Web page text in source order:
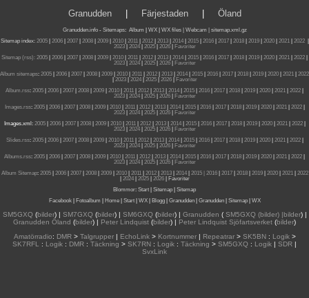
Granudden| Färjestaden| Öland
Granudden.info- Sitemaps: Album WX WX files | Webcam |
sitemap.xml.gz
Sitemap index: 2005| 2006| 2007| 2008| 2009| 2010| 2011| 2012| 2013| 2014| 2015| 2016| 2017| 2018| 2019| 2020| 2021| 2022|
2023| 2024| 2025| 2026|
Favoriter
Sitemap (rss): 2005 2006 2007 2008 2009 2010 2011 2012 2013 2014 2015 2016 2017 2018 2019 2020 2021 2022
2023| 2024| 2025| 2026|
Favoriter
Album sitemaps: 2005 2006 2007 2008 2009 2010 2011 2012 2013 2014 2015 2016 2017 2018 2019 2020 2021
2022
2023| 2024| 2025| 2026|
Favoriter
Album.rss: 2005 2006 2007 2008 2009 2010 2011 2012 2013 2014 2015 2016 2017 2018 2019 2020 2021 2022
2023| 2024| 2025| 2026|
Favoriter
Images.rss: 2005| 2006| 2007| 2008| 2009| 2010| 2011| 2012| 2013| 2014| 2015| 2016| 2017| 2018| 2019| 2020| 2021| 2022|
2023| 2024| 2025| 2026|
Favoriter
Images.xml: 2005| 2006| 2007| 2008| 2009| 2010| 2011| 2012| 2013| 2014| 2015| 2016| 2017| 2018| 2019| 2020| 2021| 2022|
2023| 2024| 2025| 2026|
Favoriter
Slides.rss: 2005| 2006| 2007| 2008| 2009| 2010| 2011| 2012| 2013| 2014| 2015| 2016| 2017| 2018| 2019| 2020| 2021| 2022|
2023| 2024| 2025| 2026|
Favoriter
Albums.rss: 2005 2006 2007 2008 2009 2010 2011 2012 2013 2014 2015 2016 2017 2018 2019 2020 2021 2022
2023| 2024| 2025| 2026|
Favoriter
Album Sitemap: 2005| 2006| 2007| 2008| 2009| 2010| 2011| 2012| 2013| 2014| 2015 | 2016| 2017| 2018| 2019| 2020| 2021| 2022
2024| 2025| 2026|
Favoriter
Blommor: Start Sitemap
Sitemap
Facebook| Fotoalbum Home| Start| WX| Blogg| Granudden| Granudden| Sitemap| WX
SM5GXQ(bilder) | SM7GXQ(bilder) | SM6GXQ(bilder) | Granudden (SM5GXQ (bilder) |bilder) |
Granudden Öland (bilder) | Peter Lindquist (bilder) | Peter Lindquist Sjöfartsverket (bilder)
Amatörradio: DMR> Talgrupper| EchoLink> Kortnummer| Repeatrar> SK5BN: Logik>
SK7RFL
: Logik : DMR : Täckning > SK7RN : Logik : Täckning > SM5GXQ : Logik | SDR |
SvxLink